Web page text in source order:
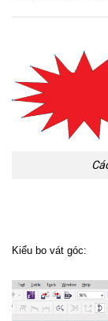
Kiểu bo vát góc: